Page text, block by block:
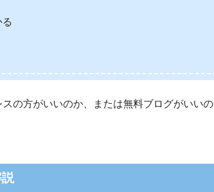
の方がいいのか、または無料ブログがいいの